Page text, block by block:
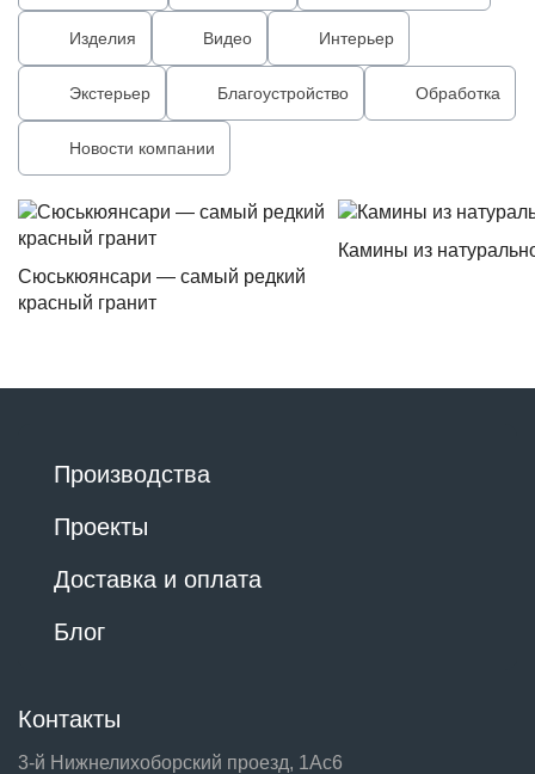
Изделия Видео Интерьер
Экстерьер Благоустройство Обработка
Новости компании
Сюськюянсари — самый редкий
красный гранит
Камины из
Производства
Проекты
Доставка и оплата
Блог
Контакты
3-й Нижнелихоборский проезд, 1Ас6